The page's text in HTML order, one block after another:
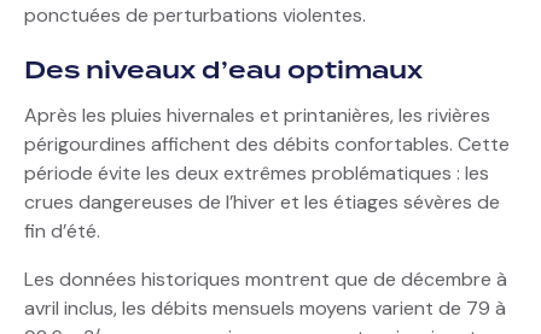
ponctuées de perturbations violentes.
Des niveaux d’eau optimaux
Après les pluies hivernales et printanières, les rivières
périgourdines affichent des débits confortables. Cette
période évite les deux extrêmes problématiques : les
crues dangereuses de l’hiver et les étiages sévères de
fin d’été.
Les données historiques montrent que de décembre à
avril inclus, les débits mensuels moyens varient de 79 à